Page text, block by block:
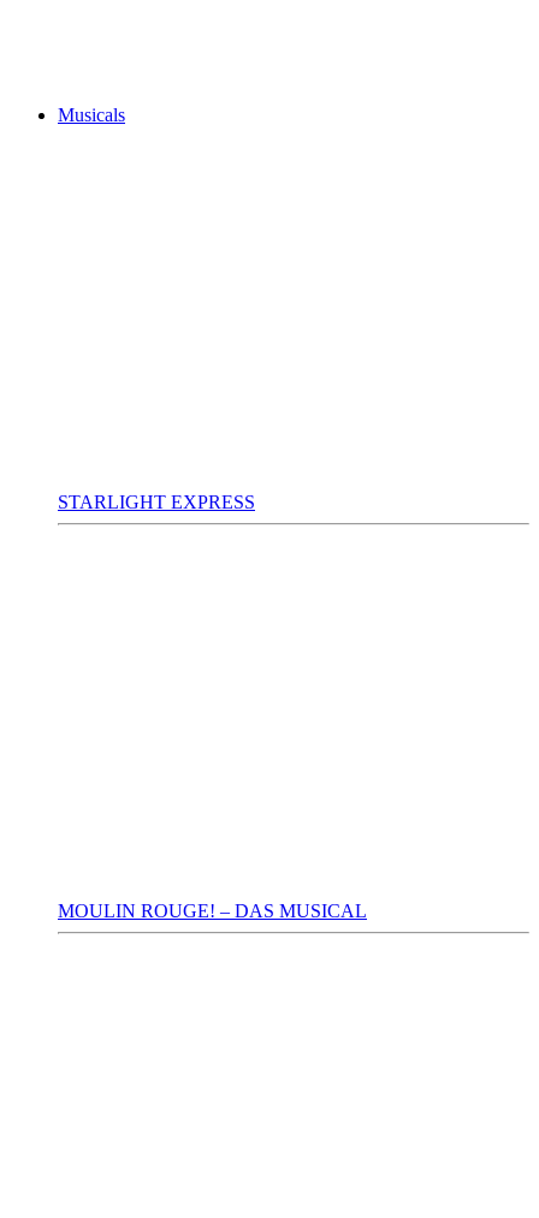
Musicals
STARLIGHT EXPRESS
MOULIN ROUGE! – DAS MUSICAL